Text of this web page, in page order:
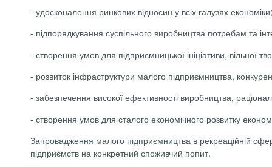
- удосконалення ринкових відносин у всіх галузях економіки;
- підпорядкування суспільного виробництва потребам та
- створення умов для підприємницької ініціативи, вільної
- розвиток інфраструктури малого підприємництва,
- забезпечення високої ефективності виробництва,
- створення умов для сталого економічного розвитку
Запровадження малого підприємництва в рекреаційній
підприємств на конкретний споживчий попит.